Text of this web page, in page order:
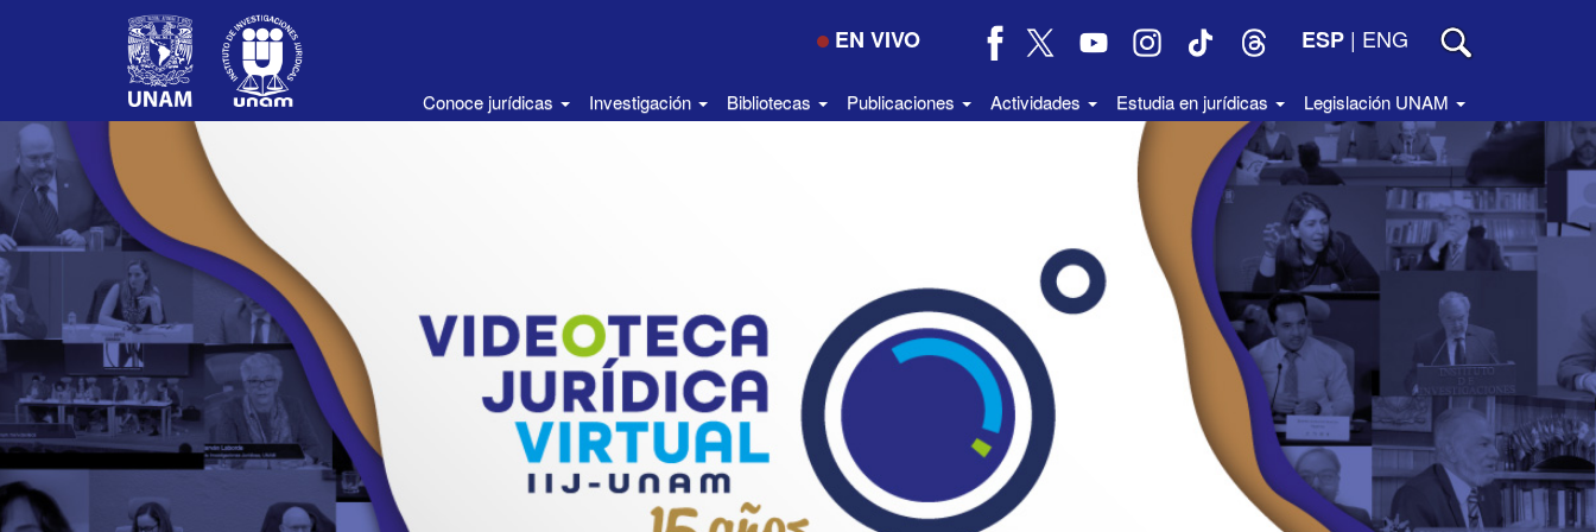
EN VIVO ESP | ENG
Conoce jurídicas Investigación Bibliotecas Publicaciones Actividades Estudia en jurídicas Legislación UNAM